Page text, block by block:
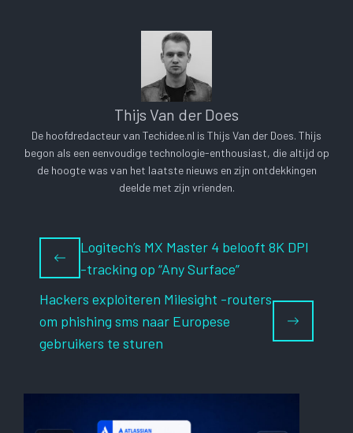
Thijs Van der Does
De hoofdredacteur van Techidee.nl is Thijs Van der Does. Thijs
begon als een eenvoudige technologie-enthousiast, die altijd op
de hoogte was van het laatste nieuws en zijn ontdekkingen
deelde met zijn vrienden.
Logitech’s MX Master 4 belooft 8K DPI
-tracking op “Any Surface”
Hackers exploiteren Milesight -routers
om phishing sms naar Europese
gebruikers te sturen